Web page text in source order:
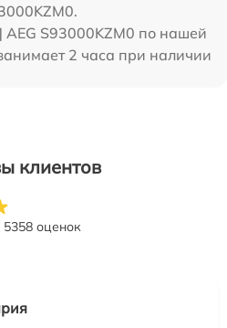
S93000KZM0 по нашей
2 часа при наличии
клиентов
5358 оценок